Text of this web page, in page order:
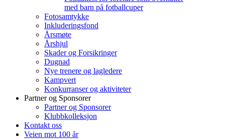
med barn på fotballcuper
Fotosamtykke
Inkluderingsfond
Årsmøte
Årshjul
Skader og Forsikringer
Dugnad
Nye trenere og lagledere
Kampvert
Konkurranser og aktiviteter
Partner og Sponsorer
Partner og Sponsorer
Klubbkolleksjon
Kontakt oss
Veien mot 100 år